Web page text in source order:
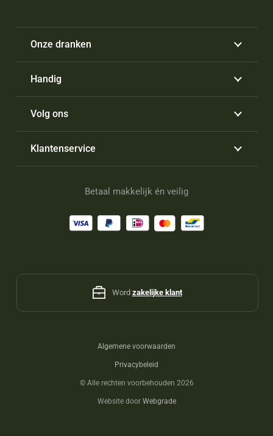
Onze dranken
Handig
Volg ons
Klantenservice
Betaal makkelijk én veilig
Word zakelijke klant
Algemene voorwaarden
Privacybeleid
© Alle rechten voorbehouden 2026
Website door Webgrade